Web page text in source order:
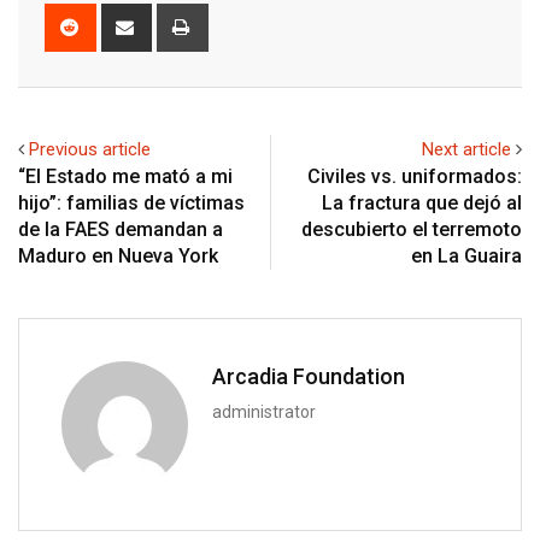
Reddit
Share
Previous article
“El Estado me mató a mi
hijo”: familias de víctimas
de la FAES demandan a
Maduro en Nueva York
Next article
Civiles vs. uniformados:
La fractura que dejó al
descubierto el terremoto
en La Guaira
Arcadia Foundation
administrator